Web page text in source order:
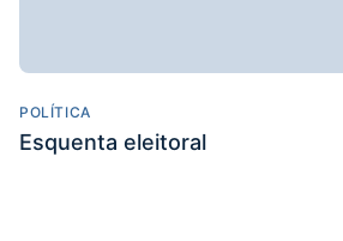
POLÍTICA
Esquenta eleitoral